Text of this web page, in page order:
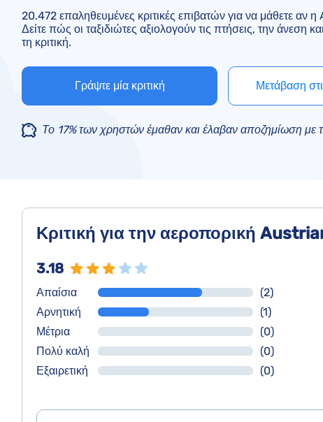
20.472 επαληθευμένες κριτικές επιβατών για να μάθετε αν
Δείτε πώς οι ταξιδιώτες αξιολογούν τις πτήσεις, την άνεση
τη κριτική.
Γράψτε μία κριτική Μετάβαση
Το 17% των χρηστών έμαθαν και έλαβαν αποζημίωση με
Κριτική για την αεροπορική
3.18
Απαίσια
(2)
Αρνητική
(1)
Μέτρια
(0)
Πολύ καλή
(0)
Εξαιρετική
(0)